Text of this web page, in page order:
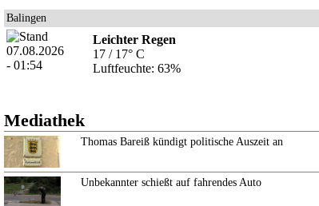
Balingen
Leichter Regen
17 / 17° C
Luftfeuchte: 63%
Mediathek
Thomas Bareiß kündigt politische Auszeit an
Unbekannter schießt auf fahrendes Auto